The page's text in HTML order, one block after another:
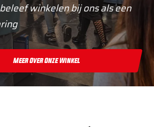
winkelen bij ons als een
Meer Over Onze Winkel